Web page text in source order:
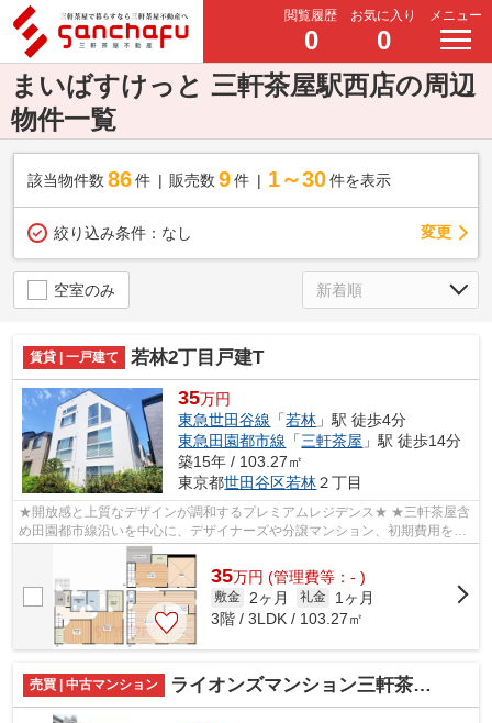
閲覧履歴
0
お気に入り
0
メニュー
まいばすけっと 三軒茶屋駅西店の周辺
物件一覧
該当物件数 86件 販売数 9 件 1～30 件を表示
絞り込み条件： なし 変更
空室のみ
賃貸 | 一戸建て 若林2丁目戸建T
35万円
東急世田谷線 「若林 」駅 徒歩4分
東急田園都市線 「三軒茶屋 」駅 徒歩14分
築15年 / 103.27㎡
東京都世田谷区若林２丁目
★開放感と上質なデザインが調和するプレミアムレジデンス★ ★三軒茶屋含
め田園都市線沿いを中心に、デザイナーズや分譲マンション、初期費用を抑
えた部屋探しはぜひ当社にお任せくださ...
35万円 (管理費等：- )
敷金 2ヶ月 礼金
1ヶ月
3階 / 3LDK / 103.27㎡
売買 | 中古マンション ライオンズマンション三軒茶屋NAKAMURA